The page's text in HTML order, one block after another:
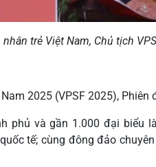
trẻ Việt Nam, Chủ tịch
2025 (VPSF 2025), Phiên
phủ và gần 1.000 đại biểu
tế; cùng đông đảo